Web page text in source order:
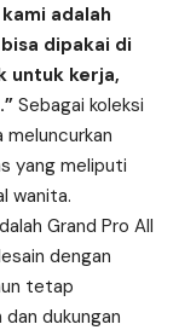
adalah
dipakai di
untuk kerja,
Sebagai koleksi
meluncurkan
yang meliputi
wanita.
Grand Pro All
dengan
tetap
dukungan